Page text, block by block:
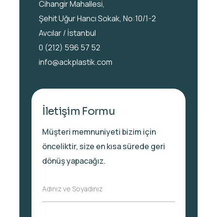
Cihangir Mahallesi,
Şehit Uğur Hancı Sokak, No:10/1-2
Avcılar / İstanbul
0 (212) 596 57 52
info@ackplastik.com
İletişim Formu
Müşteri memnuniyeti bizim için
önceliktir, size en kısa sürede geri
dönüş yapacağız.
A
Adınız ve Soyadınız